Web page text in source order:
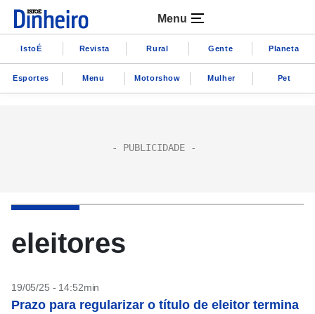
Menu
IstoÉ Revista Rural Gente Planeta
Esportes Menu Motorshow Mulher Pet
eleitores
19/05/25 - 14:52min
Prazo para regularizar o título de eleitor termina